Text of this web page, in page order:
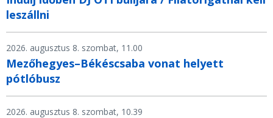
leszállni
2026. augusztus 8. szombat, 11.00
Mezőhegyes–Békéscsaba vonat helyett
pótlóbusz
2026. augusztus 8. szombat, 10.39